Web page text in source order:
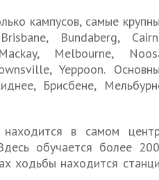
кампусов, самые
Bundaberg,
Melbourne,
Yeppoon.
Брисбене,
в самом
обучается более
ходьбы находится